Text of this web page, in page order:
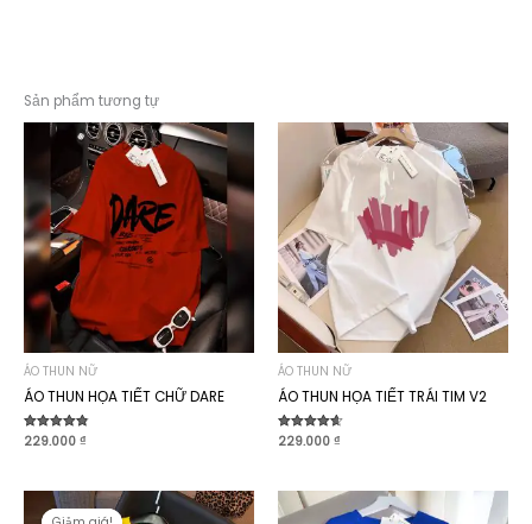
Sản phẩm tương tự
ÁO THUN NỮ
ÁO THUN HỌA TIẾT CHỮ DARE
Được xếp
229.000 ₫
ÁO THUN NỮ
ÁO THUN HỌA TIẾT TRÁI TIM V2
Được xếp
229.000 ₫